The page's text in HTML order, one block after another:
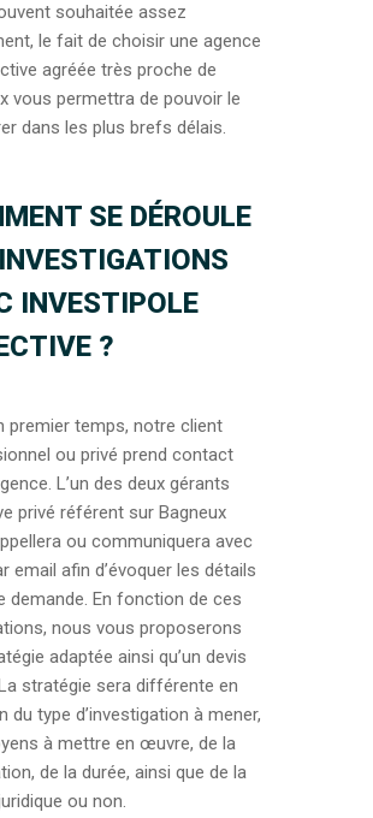
souhaitée assez
le fait de choisir une agence
agréée très proche de
vous permettra de pouvoir le
dans les plus brefs délais.
SE DÉROULE
INVESTIPOLE
?
premier temps, notre client
ou privé prend contact
L’un des deux gérants
privé référent sur Bagneux
ou communiquera avec
email afin d’évoquer les détails
demande. En fonction de ces
nous vous proposerons
adaptée ainsi qu’un devis
stratégie sera différente en
du type d’investigation à mener,
à mettre en œuvre, de la
de la durée, ainsi que de la
ou non.